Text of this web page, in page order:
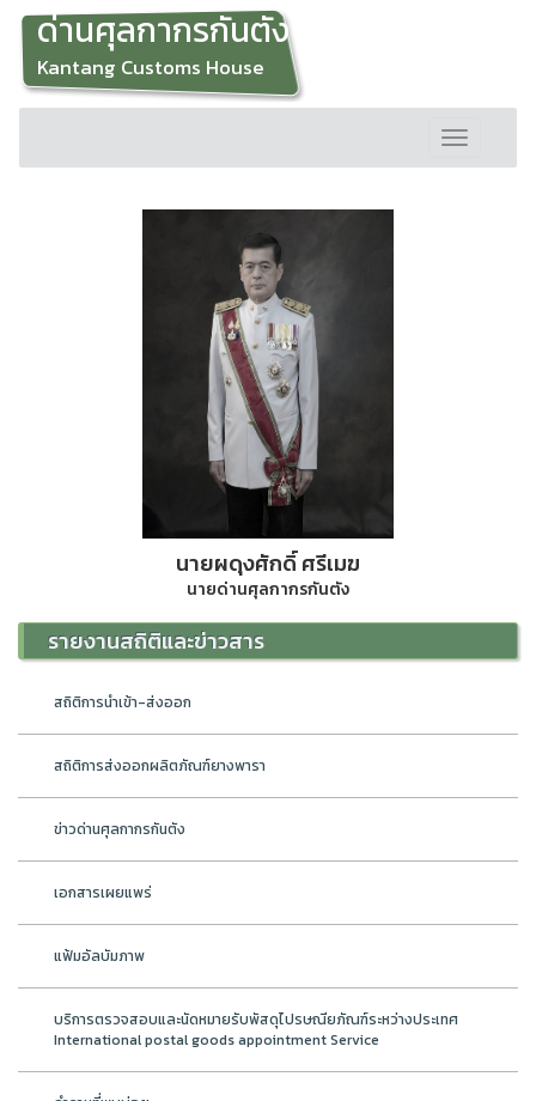
ด่านศุลกากรกันตัง
Kantang Customs House
Toggle
navigation
นายผดุงศักดิ์ ศรีเมฆ
นายด่านศุลกากรกันตัง
รายงานสถิติและข่าวสาร
สถิติการนำเข้า-ส่งออก
สถิติการส่งออกผลิตภัณฑ์ยางพารา
ข่าวด่านศุลกากรกันตัง
เอกสารเผยแพร่
แฟ้มอัลบัมภาพ
บริการตรวจสอบและนัดหมายรับพัสดุไปรษณียภัณฑ์ระหว่างประเทศ
International postal goods appointment Service